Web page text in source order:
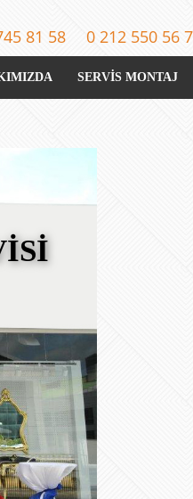
81 58 0 212 550 56
SERVİS MONTAJ